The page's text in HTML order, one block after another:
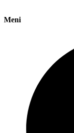
Meni